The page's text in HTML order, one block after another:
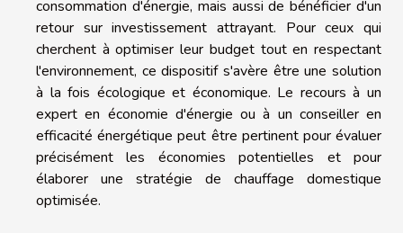
consommation d'énergie, mais aussi de bénéficier d'un
retour sur investissement attrayant. Pour ceux qui
cherchent à optimiser leur budget tout en respectant
l'environnement, ce dispositif s'avère être une solution
à la fois écologique et économique. Le recours à un
expert en économie d'énergie ou à un conseiller en
efficacité énergétique peut être pertinent pour évaluer
précisément les économies potentielles et pour
élaborer une stratégie de chauffage domestique
optimisée.